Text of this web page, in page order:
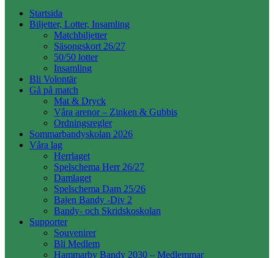
Startsida
Biljetter, Lotter, Insamling
Matchbiljetter
Säsongskort 26/27
50/50 lotter
Insamling
Bli Volontär
Gå på match
Mat & Dryck
Våra arenor – Zinken & Gubbis
Ordningsregler
Sommarbandyskolan 2026
Våra lag
Herrlaget
Spelschema Herr 26/27
Damlaget
Spelschema Dam 25/26
Bajen Bandy -Div 2
Bandy- och Skridskoskolan
Supporter
Souvenirer
Bli Medlem
Hammarby Bandy 2030 – Medlemmar